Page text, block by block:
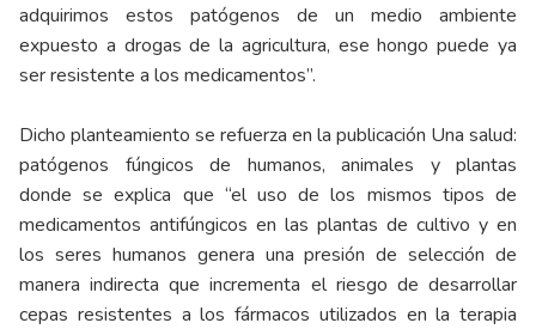
adquirimos estos patógenos de un medio ambiente
expuesto a drogas de la agricultura, ese hongo puede ya
ser resistente a los medicamentos”.
Dicho planteamiento se refuerza en la publicación Una salud:
patógenos fúngicos de humanos, animales y plantas
donde se explica que “el uso de los mismos tipos de
medicamentos antifúngicos en las plantas de cultivo y en
los seres humanos genera una presión de selección de
manera indirecta que incrementa el riesgo de desarrollar
cepas resistentes a los fármacos utilizados en la terapia